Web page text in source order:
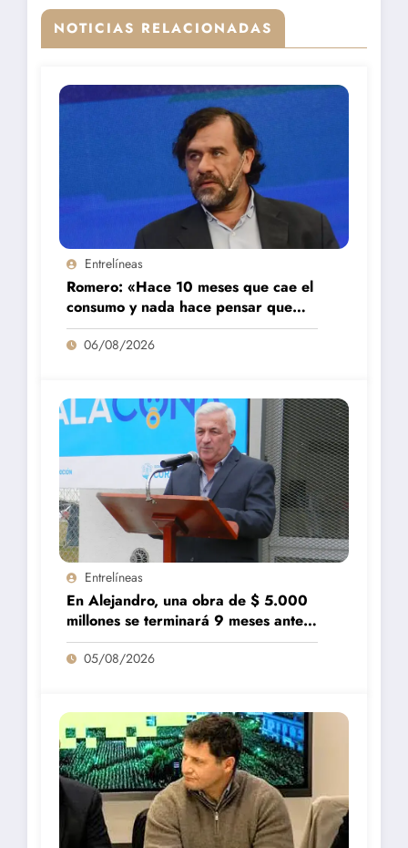
NOTICIAS RELACIONADAS
Entrelíneas
Romero: «Hace 10 meses que cae el
consumo y nada hace pensar que
vaya a repuntar»
06/08/2026
Entrelíneas
En Alejandro, una obra de $ 5.000
millones se terminará 9 meses antes
de lo previsto
05/08/2026